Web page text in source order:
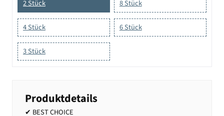
2 Stück 8 Stück
4 Stück 6 Stück
3 Stück
Produktdetails
✔ BEST CHOICE